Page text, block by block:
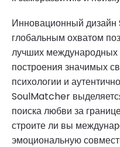
Инновационный
глобальным охватом
лучших международных
построения значимых
психологии и
SoulMatcher
поиска любви за
строите ли вы
эмоциональную